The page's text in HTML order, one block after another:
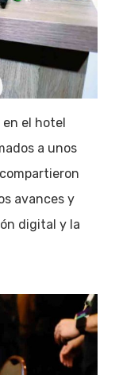
el hotel
a unos
avances y
digital y la